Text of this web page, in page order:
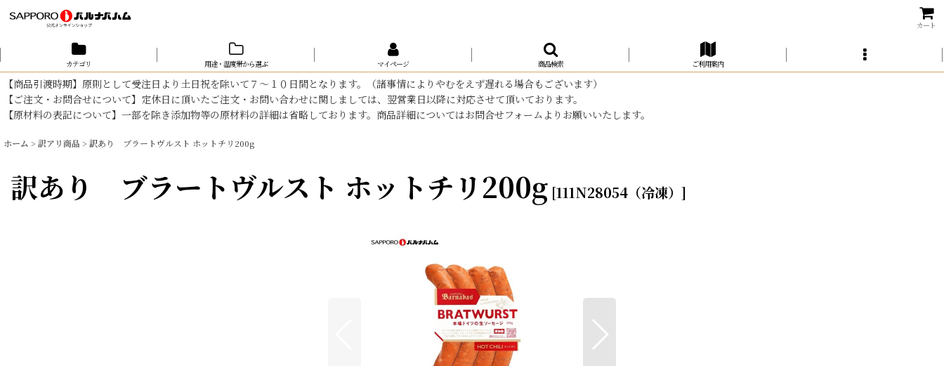
カート
カテゴリ 用途・温度帯から選ぶ マイページ 商品検索 ご利用案内
【商品引渡時期】原則として受注日より土日祝を除いて７～１０日間となります。（諸事情によりやむをえず遅れる場合もございます）
【ご注文・お問合せについて】定休日に頂いたご注文・お問い合わせに関しましては、翌営業日以降に対応させて頂いております。
【原材料の表記について】一部を除き添加物等の原材料の詳細は省略しております。商品詳細についてはお問合せフォームよりお願いいたします。
ホーム > 訳アリ商品 > 訳あり ブラートヴルスト ホットチリ200g
訳あり ブラートヴルスト ホットチリ200g [111N28054（冷凍） ]